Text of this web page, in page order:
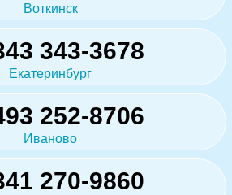
Воткинск
343-3678
Екатеринбург
252-8706
Иваново
270-9860